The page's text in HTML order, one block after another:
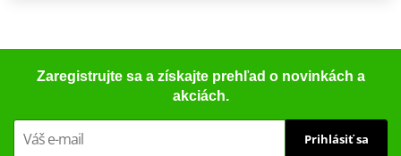
Zaregistrujte sa a získajte prehľad o novinkách a
akciách.
Prihlásiť sa